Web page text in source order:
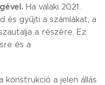
Ha valaki 2021.
és gyűjti a számlákat, a
a részére. Ez
és a
konstrukció a jelen állás